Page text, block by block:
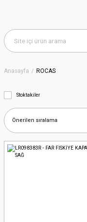
Anasayfa ROCAS
Stoktakiler